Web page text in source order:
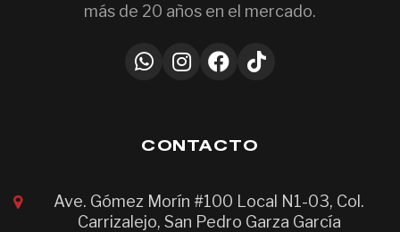
más de 20 años en el mercado.
CONTACTO
Ave. Gómez Morín #100 Local N1-03, Col.
Carrizalejo, San Pedro Garza García